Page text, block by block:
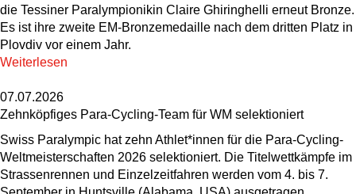
die Tessiner Paralympionikin Claire Ghiringhelli erneut Bronze.
Es ist ihre zweite EM-Bronzemedaille nach dem dritten Platz in
Plovdiv vor einem Jahr.
Weiterlesen
07.07.2026
Zehnköpfiges Para-Cycling-Team für WM selektioniert
Swiss Paralympic hat zehn Athlet*innen für die Para-Cycling-
Weltmeisterschaften 2026 selektioniert. Die Titelwettkämpfe im
Strassenrennen und Einzelzeitfahren werden vom 4. bis 7.